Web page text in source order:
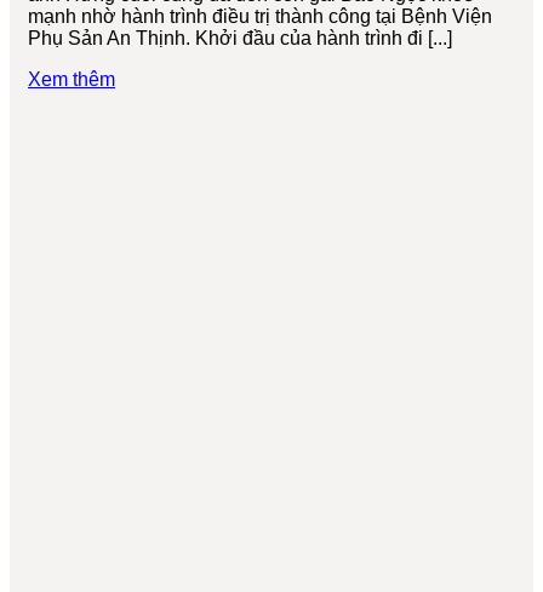
mạnh nhờ hành trình điều trị thành công tại Bệnh Viện
Phụ Sản An Thịnh. Khởi đầu của hành trình đi [...]
Xem thêm